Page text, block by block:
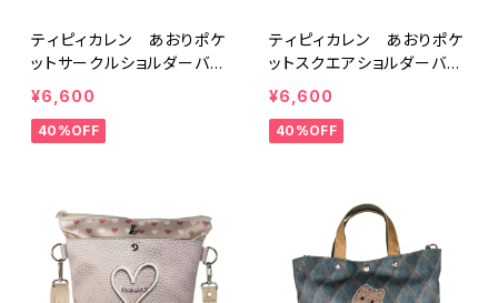
ティピィカレン あおりポケ
ットサークルショルダーバッ
グ
¥6,600
40%OFF
ティピィカレン あおりポケ
ットスクエアショルダーバッ
グ
¥6,600
40%OFF